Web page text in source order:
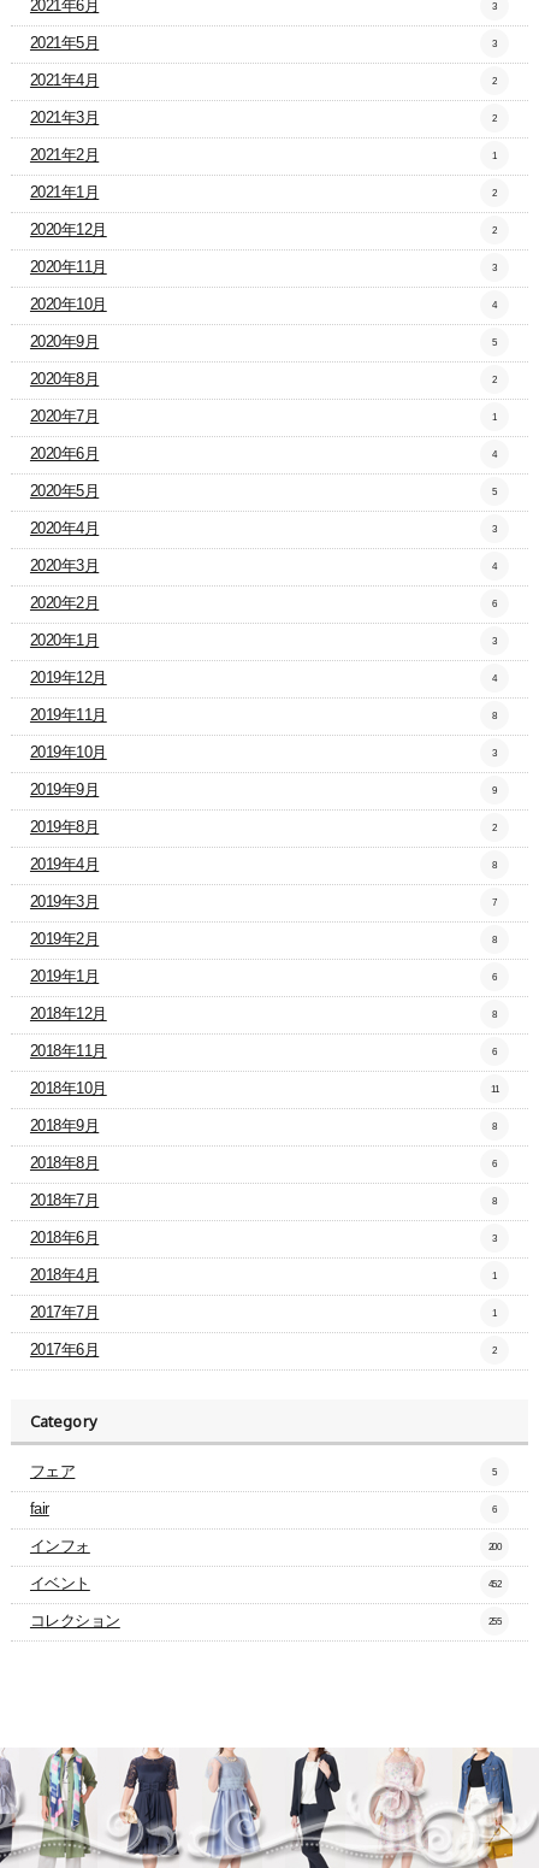
2021年6月 3
2021年5月 3
2021年4月 2
2021年3月 2
2021年2月 1
2021年1月 2
2020年12月 2
2020年11月 3
2020年10月 4
2020年9月 5
2020年8月 2
2020年7月 1
2020年6月 4
2020年5月 5
2020年4月 3
2020年3月 4
2020年2月 6
2020年1月 3
2019年12月 4
2019年11月 8
2019年10月 3
2019年9月 9
2019年8月 2
2019年4月 8
2019年3月 7
2019年2月 8
2019年1月 6
2018年12月 8
2018年11月 6
2018年10月 11
2018年9月 8
2018年8月 6
2018年7月 8
2018年6月 3
2018年4月 1
2017年7月 1
2017年6月 2
Category
フェア 5
fair 6
インフォ 200
イベント 452
コレクション 255